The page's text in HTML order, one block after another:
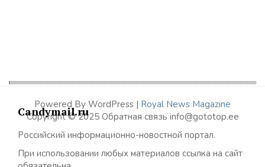
Candymail.ru
Российский информационно-новостной портал.
При использовании любых материалов ссылка на сайт
Powered By WordPress | Royal News Magazine
Copyright © 2025 Обратная связь info@gototop.ee